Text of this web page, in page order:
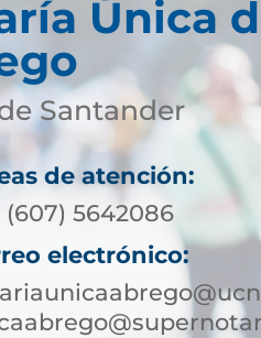
Única
Santander
de atención:
(607) 5642086
electrónico: